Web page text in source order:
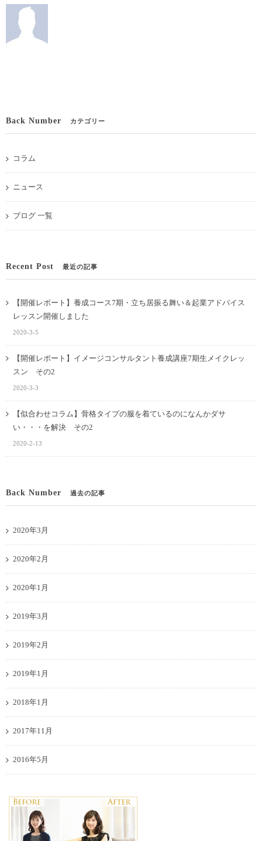
Back Number カテゴリー
コラム
ニュース
ブログ 一覧
Recent Post 最近の記事
【開催レポート】養成コース7期・立ち居振る舞い＆起業アドバイス
レッスン開催しました
2020-3-5
【開催レポート】イメージコンサルタント養成講座7期生メイクレッ
スン その2
2020-3-3
【似合わせコラム】骨格タイプの服を着ているのになんかダサ
い・・・を解決 その2
2020-2-13
Back Number 過去の記事
2020年3月
2020年2月
2020年1月
2019年3月
2019年2月
2019年1月
2018年1月
2017年11月
2016年5月